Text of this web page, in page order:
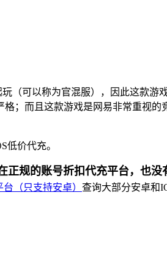
（可以称为官混服），因此这款游
；而且这款游戏是网易非常重视的
低价代充。
正规的账号折扣代充平台，也没
（只支持安卓） 查询大部分安卓和